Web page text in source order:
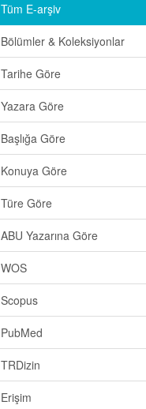
Tüm E-arşiv
Bölümler & Koleksiyonlar
Tarihe Göre
Yazara Göre
Başlığa Göre
Konuya Göre
Türe Göre
ABU Yazarına Göre
WOS
Scopus
PubMed
TRDizin
Erişim